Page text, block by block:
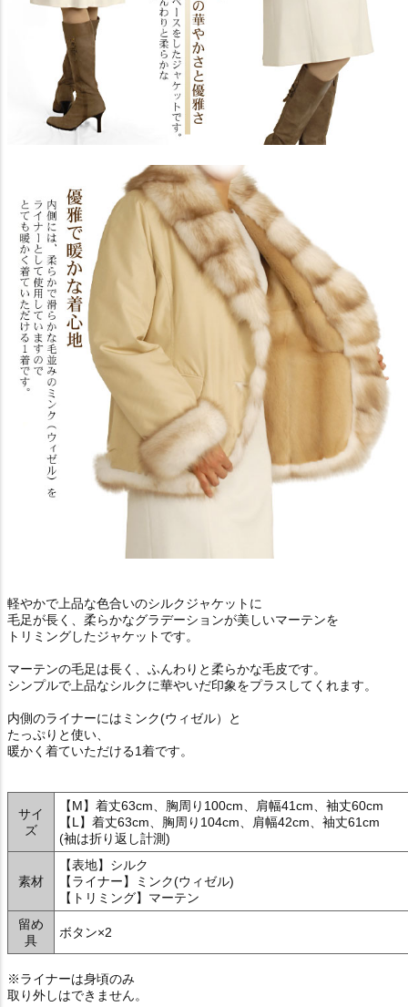
軽やかで上品な色合いのシルクジャケットに
毛足が長く、柔らかなグラデーションが美しいマーテンを
トリミングしたジャケットです。
マーテンの毛足は長く、ふんわりと柔らかな毛皮です。
シンプルで上品なシルクに華やいだ印象をプラスしてくれます。
内側のライナーにはミンク(ウィゼル）と
たっぷりと使い、
暖かく着ていただける1着です。
サイ
ズ
【M】着丈63cm、胸周り100cm、肩幅41cm、袖丈60cm
【L】着丈63cm、胸周り104cm、肩幅42cm、袖丈61cm
(袖は折り返し計測)
素材
【表地】シルク
【ライナー】ミンク(ウィゼル)
【トリミング】マーテン
留め
具
ボタン×2
※ライナーは身頃のみ
取り外しはできません。